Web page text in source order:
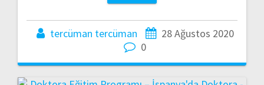
tercüman tercüman
28 Ağustos 2020
0